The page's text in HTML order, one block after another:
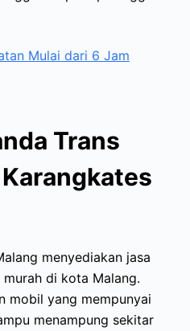
Mulai dari 6 Jam
Trans
menyediakan jasa
di kota Malang.
mobil yang mempunyai
menampung sekitar